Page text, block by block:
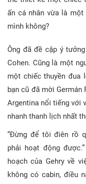
ấn cá nhân vừa là
mình không?
Ông đã đề cập ý
Cohen. Cũng là một
một chiếc thuyền đua
bạn cũ đã mời Germán
Argentina nổi tiếng với
nhanh thanh lịch nhất
“Đừng để tôi điên rồ
phải hoạt động
hoạch của Gehry về
không có cabin, điều